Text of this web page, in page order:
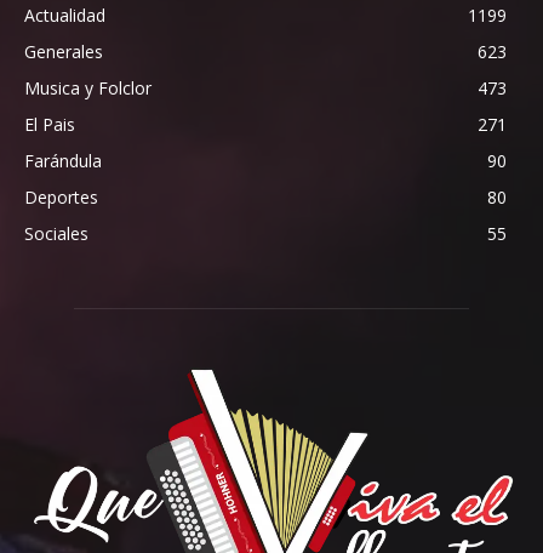
Actualidad
1199
Generales
623
Musica y Folclor
473
El Pais
271
Farándula
90
Deportes
80
Sociales
55